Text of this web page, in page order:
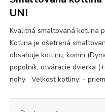
UNI
Kvalitná smaltovaná kotlina
Kotlina je ošetrená
obsahuje kotlinu, komín
popolník, otváracie dvierka
nohy Veľkosť kotliny: -